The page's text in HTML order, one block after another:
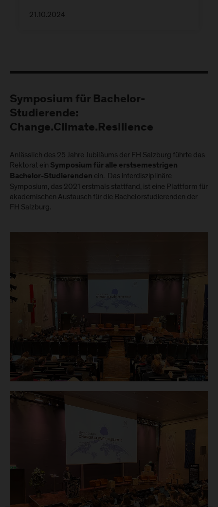
21.10.2024
Symposium für Bachelor-
Studierende:
Change.Climate.Resilience
Anlässlich des 25 Jahre Jubiläums der FH Salzburg führte das
Rektorat ein Symposium für alle erstsemestrigen
Bachelor-Studierenden ein. Das interdisziplinäre
Symposium, das 2021 erstmals stattfand, ist eine Plattform für
akademischen Austausch für die Bachelorstudierenden der
FH Salzburg.